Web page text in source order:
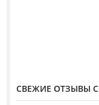
СВЕЖИЕ ОТЗЫВЫ